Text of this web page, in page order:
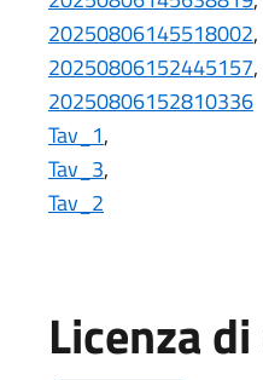
20250806145518002,
20250806152445157,
20250806152810336
Tav_1,
Tav_3,
Tav_2
Licenza